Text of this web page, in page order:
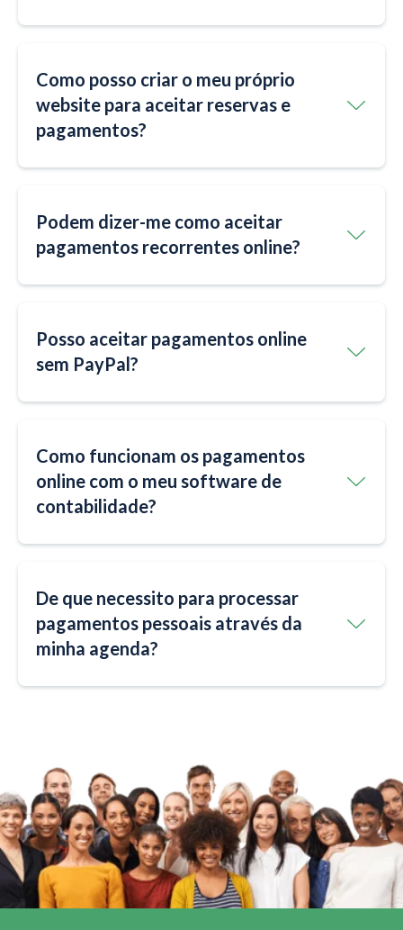
Como posso criar o meu próprio
website para aceitar reservas e
pagamentos?
Podem dizer-me como aceitar
pagamentos recorrentes online?
Posso aceitar pagamentos online
sem PayPal?
Como funcionam os pagamentos
online com o meu software de
contabilidade?
De que necessito para processar
pagamentos pessoais através da
minha agenda?